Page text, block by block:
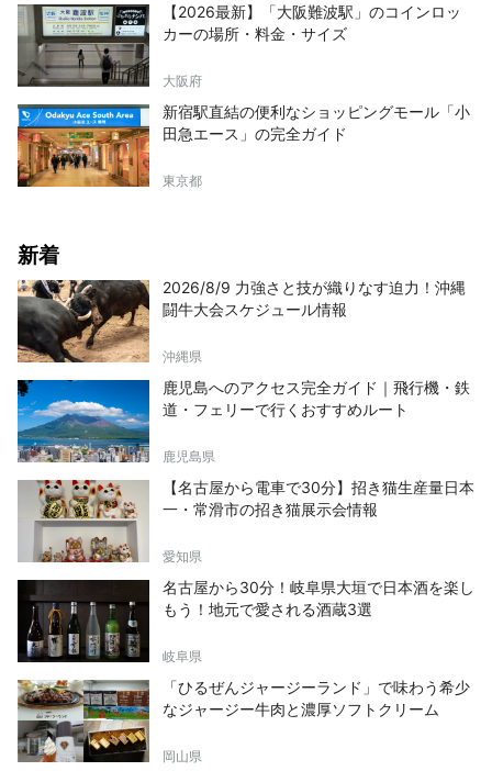
【2026最新】「大阪難波駅」のコインロッ
カーの場所・料金・サイズ
大阪府
新宿駅直結の便利なショッピングモール「小
田急エース」の完全ガイド
東京都
新着
2026/8/9 力強さと技が織りなす迫力！沖縄
闘牛大会スケジュール情報
沖縄県
鹿児島へのアクセス完全ガイド｜飛行機・鉄
道・フェリーで行くおすすめルート
鹿児島県
【名古屋から電車で30分】招き猫生産量日本
一・常滑市の招き猫展示会情報
愛知県
名古屋から30分！岐阜県大垣で日本酒を楽し
もう！地元で愛される酒蔵3選
岐阜県
「ひるぜんジャージーランド」で味わう希少
なジャージー牛肉と濃厚ソフトクリーム
岡山県